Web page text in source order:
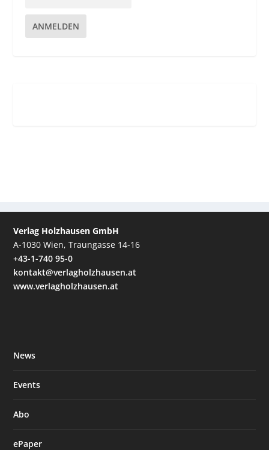
ANMELDEN
Verlag Holzhausen GmbH
A-1030 Wien, Traungasse 14-16
+43-1-740 95-0
kontakt@verlagholzhausen.at
www.verlagholzhausen.at
News
Events
Abo
ePaper